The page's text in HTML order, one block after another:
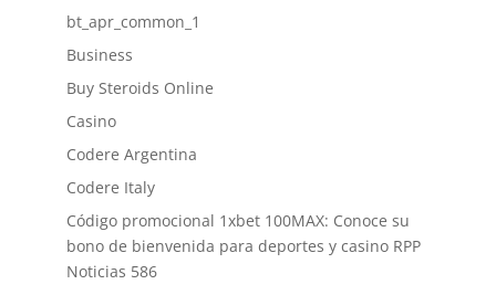
bt_apr_common_1
Business
Buy Steroids Online
Casino
Codere Argentina
Codere Italy
Código promocional 1xbet 100MAX: Conoce su
bono de bienvenida para deportes y casino RPP
Noticias 586